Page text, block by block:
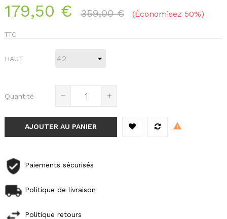
179,50 € 359,00 € Économisez 50%
TTC
HAUT
Quantité
AJOUTER AU PANIER
Paiements sécurisés
Politique de livraison
Politique retours